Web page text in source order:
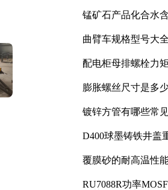
锰矿石产品化合水
曲臂车规格型号大全
配电柜母排螺栓力
膨胀螺丝尺寸是多
镀锌方管有哪些常
D400球墨铸铁井盖
覆膜砂的耐高温性
RU7088R功率